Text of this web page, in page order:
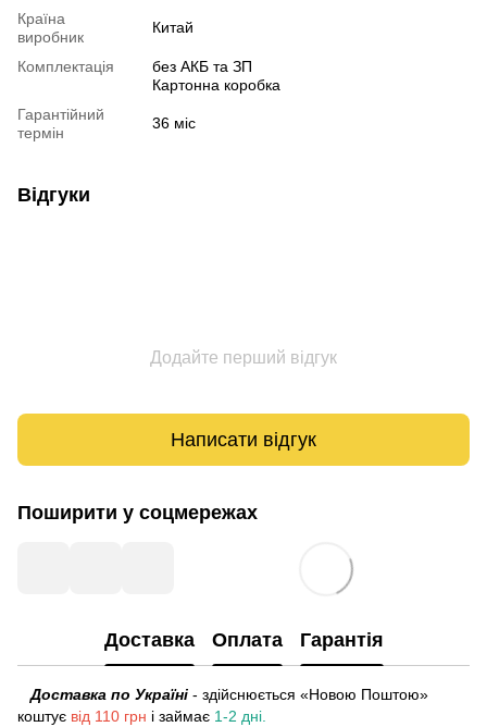
Країна
виробник
Китай
Комплектація
без АКБ та ЗП
Картонна коробка
Гарантійний
термін
36 міс
Відгуки
Додайте перший відгук
Написати відгук
Поширити у соцмережах
Доставка Оплата Гарантія
Доставка по Україні - здійснюється «Новою Поштою»
коштує від 110 грн і займає 1-2 дні.